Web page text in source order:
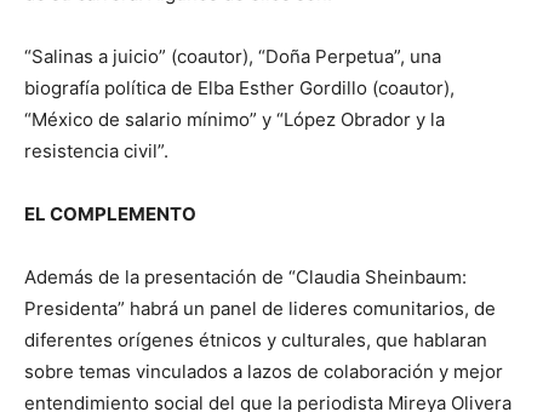
“Salinas a juicio” (coautor), “Doña Perpetua”, una
biografía política de Elba Esther Gordillo (coautor),
“México de salario mínimo” y “López Obrador y la
resistencia civil”.
EL COMPLEMENTO
Además de la presentación de “Claudia Sheinbaum:
Presidenta” habrá un panel de lideres comunitarios, de
diferentes orígenes étnicos y culturales, que hablaran
sobre temas vinculados a lazos de colaboración y mejor
entendimiento social del que la periodista Mireya Olivera